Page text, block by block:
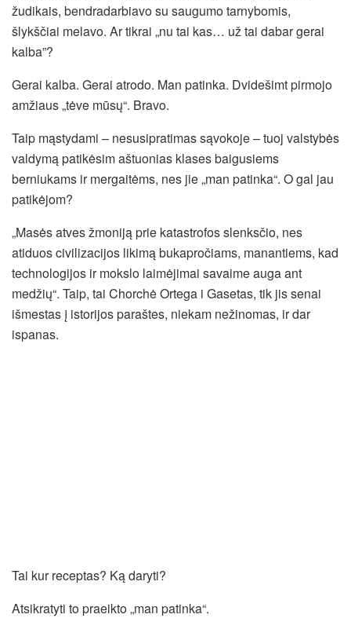
žudikais, bendradarbiavo su saugumo tarnybomis,
šlykščiai melavo. Ar tikrai „nu tai kas… už tai dabar gerai
kalba”?
Gerai kalba. Gerai atrodo. Man patinka. Dvidešimt pirmojo
amžiaus „tėve mūsų“. Bravo.
Taip mąstydami – nesusipratimas sąvokoje – tuoj valstybės
valdymą patikėsim aštuonias klases baigusiems
berniukams ir mergaitėms, nes jie „man patinka“. O gal jau
patikėjom?
„Masės atves žmoniją prie katastrofos slenksčio, nes
atiduos civilizacijos likimą bukapročiams, manantiems, kad
technologijos ir mokslo laimėjimai savaime auga ant
medžių“. Taip, tai Chorchė Ortega i Gasetas, tik jis senai
išmestas į istorijos paraštes, niekam nežinomas, ir dar
ispanas.
Tai kur receptas? Ką daryti?
Atsikratyti to praeikto „man patinka“.